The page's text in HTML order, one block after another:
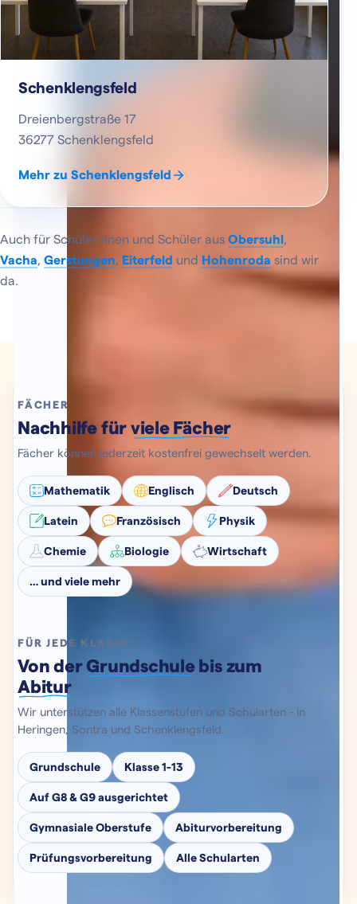
Schenklengsfeld
Dreienbergstraße 17
36277 Schenklengsfeld
Mehr zu Schenklengsfeld
Auch für Schülerinnen und Schüler aus Obersuhl ,
Vacha, Gerstungen, Eiterfeld und Hohenroda sind wir
da.
FÄCHER
Nachhilfe für viele Fächer
Fächer können jederzeit kostenfrei gewechselt werden.
Mathematik Englisch Deutsch
Latein Französisch Physik
Chemie Biologie Wirtschaft
… und viele mehr
FÜR JEDE KLASSE
Von derGrundschulebis zum
Abitur
Wir unterstützen alle Klassenstufen und Schularten - in
Heringen, Sontra und Schenklengsfeld.
Grundschule Klasse 1-13
Auf G8 & G9 ausgerichtet
Gymnasiale Oberstufe Abiturvorbereitung
Prüfungsvorbereitung Alle Schularten